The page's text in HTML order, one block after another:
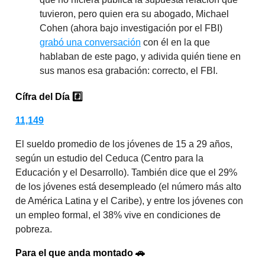
tuvieron, pero quien era su abogado, Michael
Cohen (ahora bajo investigación por el FBI)
grabó una conversación con él en la que
hablaban de este pago, y adivida quién tiene en
sus manos esa grabación: correcto, el FBI.
Cífra del Día #️⃣
11,149
El sueldo promedio de los jóvenes de 15 a 29 años,
según un estudio del Ceduca (Centro para la
Educación y el Desarrollo). También dice que el 29%
de los jóvenes está desempleado (el número más alto
de América Latina y el Caribe), y entre los jóvenes con
un empleo formal, el 38% vive en condiciones de
pobreza.
Para el que anda montado 🚗